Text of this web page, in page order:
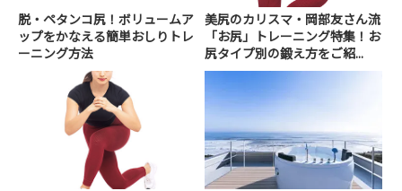
脱・ペタンコ尻！ボリュームア
ップをかなえる簡単おしりトレ
ーニング方法
美尻のカリスマ・岡部友さん流
「お尻」トレーニング特集！お
尻タイプ別の鍛え方をご紹...